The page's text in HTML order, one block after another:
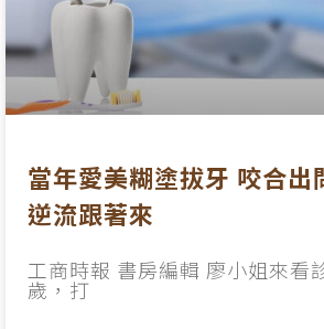
當年愛美糊塗拔牙 咬合出
逆流跟著來
工商時報 書房編輯 廖小姐來看
歲，打